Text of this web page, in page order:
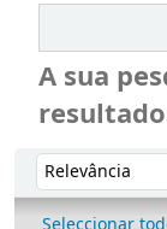
A sua
Ordenar
Ordenar por: